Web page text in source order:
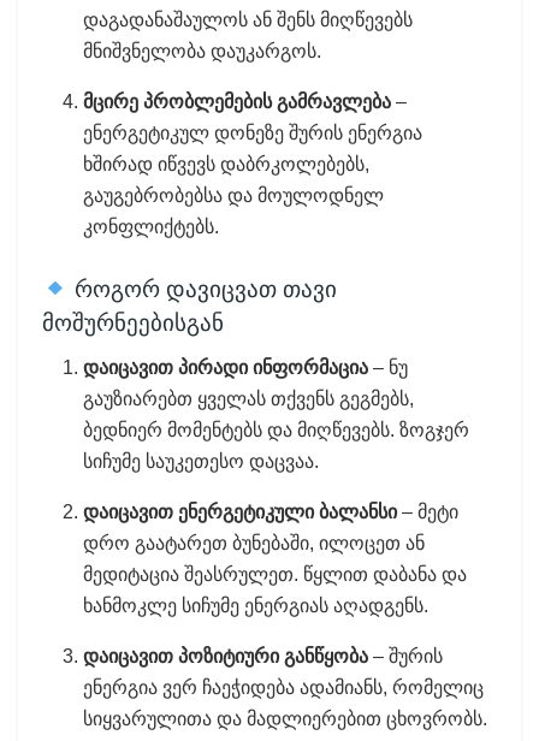
დაგადანაშაულოს ან შენს მიღწევებს
მნიშვნელობა დაუკარგოს.
მცირე პრობლემების გამრავლება –
ენერგეტიკულ დონეზე შურის ენერგია
ხშირად იწვევს დაბრკოლებებს,
გაუგებრობებსა და მოულოდნელ
კონფლიქტებს.
როგორ დავიცვათ თავი
მოშურნეებისგან
დაიცავით პირადი ინფორმაცია – ნუ
გაუზიარებთ ყველას თქვენს გეგმებს,
ბედნიერ მომენტებს და მიღწევებს. ზოგჯერ
სიჩუმე საუკეთესო დაცვაა.
დაიცავით ენერგეტიკული ბალანსი– მეტი
დრო გაატარეთ ბუნებაში, ილოცეთ ან
მედიტაცია შეასრულეთ. წყლით დაბანა და
ხანმოკლე სიჩუმე ენერგიას აღადგენს.
დაიცავით პოზიტიური განწყობა – შურის
ენერგია ვერ ჩაეჭიდება ადამიანს, რომელიც
სიყვარულითა და მადლიერებით ცხოვრობს.